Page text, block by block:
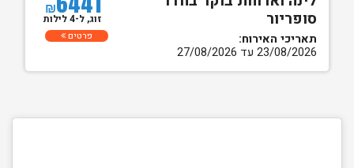
סופריור
תאריכי האירוח:
23/08/2026 עד 27/08/2026
₪
זוג, ל-4 לילות
פרטים